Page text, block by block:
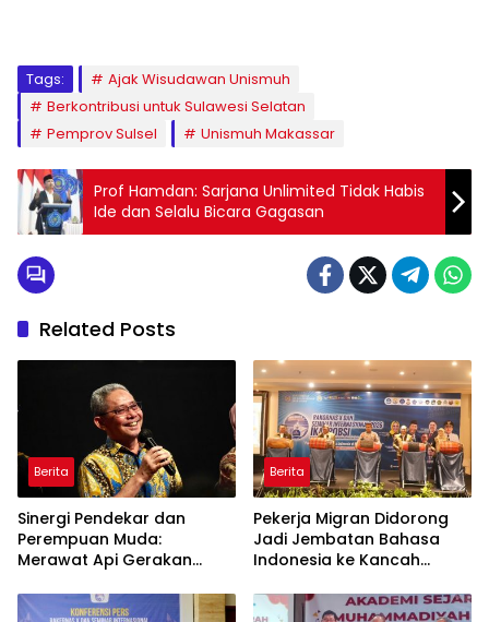
Tags:
Ajak Wisudawan Unismuh
Berkontribusi untuk Sulawesi Selatan
Pemprov Sulsel
Unismuh Makassar
Prof Hamdan: Sarjana Unlimited Tidak Habis
Ide dan Selalu Bicara Gagasan
Related Posts
Berita
Sinergi Pendekar dan
Perempuan Muda:
Merawat Api Gerakan
Berita
Pekerja Migran Didorong
Jadi Jembatan Bahasa
Indonesia ke Kancah